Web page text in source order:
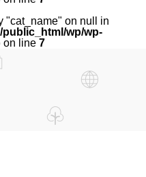
"cat_name" on null in
wp/wp-
on line 7